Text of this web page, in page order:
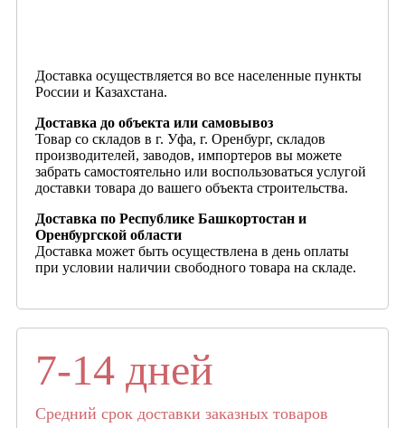
Доставка осуществляется во все населенные пункты
России и Казахстана.
Доставка до объекта или самовывоз
Товар со складов в г. Уфа, г. Оренбург, складов
производителей, заводов, импортеров вы можете
забрать самостоятельно или воспользоваться услугой
доставки товара до вашего объекта строительства.
Доставка по Республике Башкортостан и
Оренбургской области
Доставка может быть осуществлена в день оплаты
при условии наличии свободного товара на складе.
7-14 дней
Средний срок доставки заказных товаров